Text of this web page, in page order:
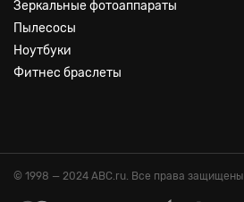
Зеркальные фотоаппараты
Пылесосы
Ноутбуки
Фитнес браслеты
© 1998 — 2024 ABC.ru. Все права защищены